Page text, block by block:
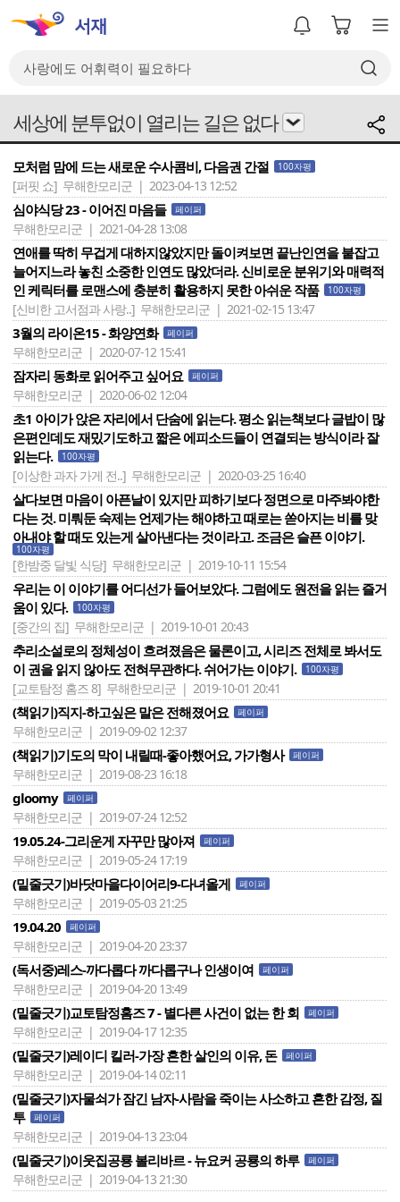
세상에 분투없이 열리는 길은 없다
모처럼 맘에 드는 새로운 수사콤비, 다음권 간절 100자평
[퍼핏 쇼] 무해한모리군 | 2023-04-13 12:52
심야식당 23 - 이어진 마음들 페이퍼
무해한모리군 | 2021-04-28 13:08
연애를 딱히 무겁게 대하지않았지만 돌이켜보면 끝난인연을 붙잡고
늘어지느라 놓친 소중한 인연도 많았더라. 신비로운 분위기와 매력적
인 케릭터를 로맨스에 충분히 활용하지 못한 아쉬운 작품
100자평
[신비한 고서점과 사랑..] 무해한모리군 | 2021-02-15 13:47
3월의 라이온15 - 화양연화 페이퍼
무해한모리군 | 2020-07-12 15:41
잠자리 동화로 읽어주고 싶어요 페이퍼
무해한모리군 | 2020-06-02 12:04
초1 아이가 앉은 자리에서 단숨에 읽는다. 평소 읽는책보다 글밥이 많
은편인데도 재밌기도하고 짧은 에피소드들이 연결되는 방식이라 잘
읽는다.
100자평
[이상한 과자 가게 전..] 무해한모리군 | 2020-03-25 16:40
살다보면 마음이 아픈날이 있지만 피하기보다 정면으로 마주봐야한
다는 것. 미뤄둔 숙제는 언제가는 해야하고 때로는 쏟아지는 비를 맞
아내야 할 때도 있는게 살아낸다는 것이라고. 조금은 슬픈 이야기.
100자평
[한밤중 달빛 식당] 무해한모리군 | 2019-10-11 15:54
우리는 이 이야기를 어디선가 들어보았다. 그럼에도 원전을 읽는 즐거
움이 있다.
100자평
[중간의 집] 무해한모리군 | 2019-10-01 20:43
추리소설로의 정체성이 흐려졌음은 물론이고, 시리즈 전체로 봐서도
이 권을 읽지 않아도 전혀무관하다. 쉬어가는 이야기.
100자평
[교토탐정 홈즈 8] 무해한모리군 | 2019-10-01 20:41
(책읽기)직지-하고싶은 말은 전해졌어요 페이퍼
무해한모리군 | 2019-09-02 12:37
(책읽기)기도의 막이 내릴때-좋아했어요, 가가형사 페이퍼
무해한모리군 | 2019-08-23 16:18
gloomy 페이퍼
무해한모리군 | 2019-07-24 12:52
19.05.24-그리운게 자꾸만 많아져 페이퍼
무해한모리군 | 2019-05-24 17:19
(밑줄긋기)바닷마을다이어리9-다녀올게 페이퍼
무해한모리군 | 2019-05-03 21:25
19.04.20 페이퍼
무해한모리군 | 2019-04-20 23:37
(독서중)레스-까다롭다 까다롭구나 인생이여 페이퍼
무해한모리군 | 2019-04-20 13:49
(밑줄긋기)교토탐정홈즈 7 - 별다른 사건이 없는 한 회 페이퍼
무해한모리군 | 2019-04-17 12:35
(밑줄긋기)레이디 킬러-가장 흔한 살인의 이유, 돈 페이퍼
무해한모리군 | 2019-04-14 02:11
(밑줄긋기)자물쇠가 잠긴 남자-사람을 죽이는 사소하고 흔한 감정, 질
투
페이퍼
무해한모리군 | 2019-04-13 23:04
(밑줄긋기)이웃집공룡 볼리바르 - 뉴요커 공룡의 하루 페이퍼
무해한모리군 | 2019-04-13 21:30